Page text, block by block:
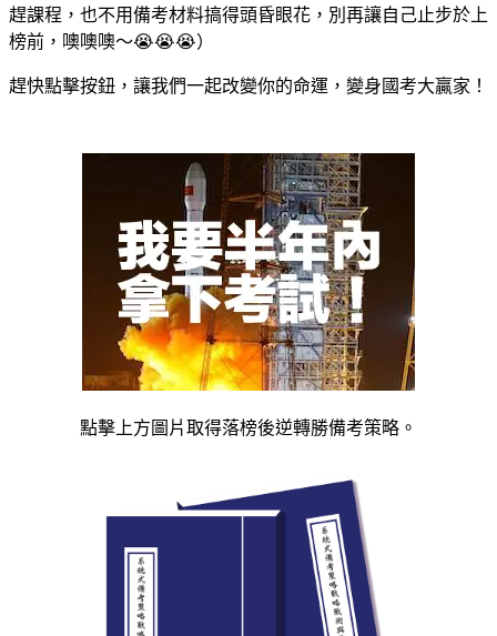
趕課程，也不用備考材料搞得頭昏眼花，別再讓自己止步於上
榜前，噢噢噢～😭😭😭）
趕快點擊按鈕，讓我們一起改變你的命運，變身國考大贏家！
點擊上方圖片取得落榜後逆轉勝備考策略。